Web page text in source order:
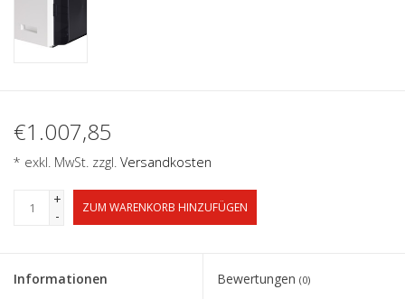
€1.007,85
* exkl. MwSt. zzgl. Versandkosten
+
-
ZUM WARENKORB HINZUFÜGEN
Informationen Bewertungen (0)